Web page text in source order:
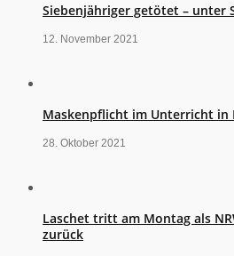
Siebenjähriger getötet – unter
12. November 2021
Maskenpflicht im Unterricht in
28. Oktober 2021
Laschet tritt am Montag als
zurück